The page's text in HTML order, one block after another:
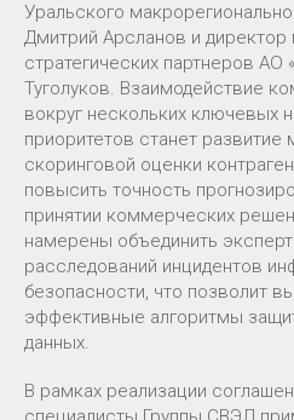
Уральского
Дмитрий Арсланов и директор
стратегических партнеров АО
Туголуков. Взаимодействие
вокруг нескольких ключевых
приоритетов станет
скоринговой оценки
повысить точность
принятии коммерческих
намерены объединить
расследований инцидентов
безопасности, что позволит
эффективные алгоритмы
данных.
В рамках реализации